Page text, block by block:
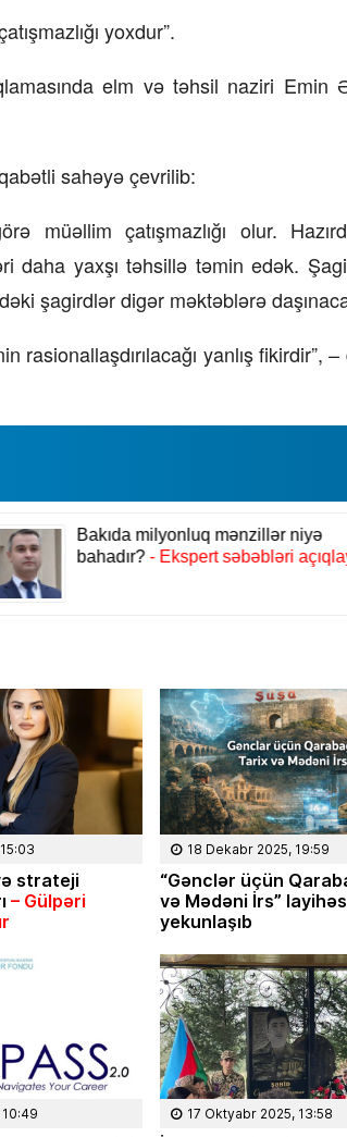
yoxdur”.
elm və təhsil naziri Emin
sahəyə çevrilib:
müəllim çatışmazlığı olur.
daha yaxşı təhsillə təmin edək.
şagirdlər digər məktəblərə
rasionallaşdırılacağı yanlış fikirdir”,
strateji
– Gülpəri
ır
18 Dekabr 2025, 19:59
“Gənclər üçün
və Mədəni İrs”
yekunlaşıb
17 Oktyabr 2025, 13:58
Süni qiymət
alınmalıdır?